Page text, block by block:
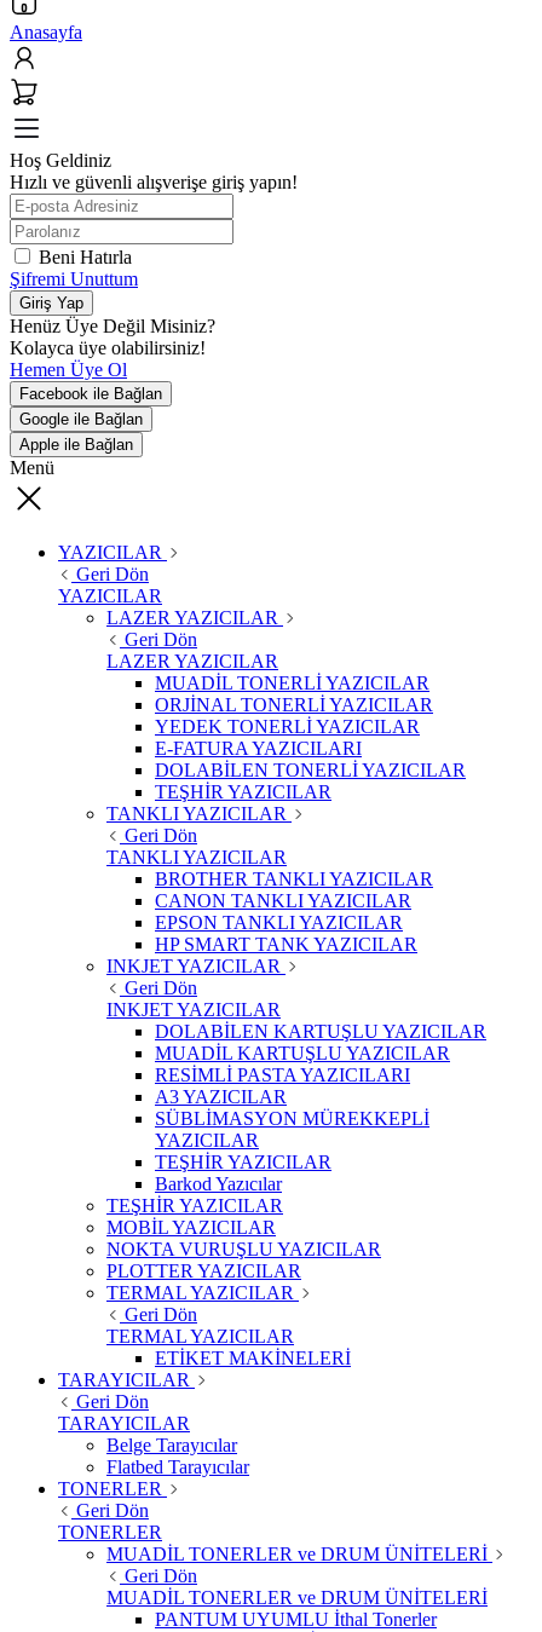
Anasayfa
Hoş Geldiniz
Hızlı ve güvenli alışverişe giriş yapın!
Beni Hatırla
Şifremi Unuttum
Giriş Yap
Henüz Üye Değil Misiniz?
Kolayca üye olabilirsiniz!
Hemen Üye Ol
Facebook ile Bağlan
Google ile Bağlan
Apple ile Bağlan
Menü
YAZICILAR
Geri Dön
YAZICILAR
LAZER YAZICILAR
Geri Dön
LAZER YAZICILAR
MUADİL TONERLİ YAZICILAR
ORJİNAL TONERLİ YAZICILAR
YEDEK TONERLİ YAZICILAR
E-FATURA YAZICILARI
DOLABİLEN TONERLİ YAZICILAR
TEŞHİR YAZICILAR
TANKLI YAZICILAR
Geri Dön
TANKLI YAZICILAR
BROTHER TANKLI YAZICILAR
CANON TANKLI YAZICILAR
EPSON TANKLI YAZICILAR
HP SMART TANK YAZICILAR
INKJET YAZICILAR
Geri Dön
INKJET YAZICILAR
DOLABİLEN KARTUŞLU YAZICILAR
MUADİL KARTUŞLU YAZICILAR
RESİMLİ PASTA YAZICILARI
A3 YAZICILAR
SÜBLİMASYON MÜREKKEPLİ
YAZICILAR
TEŞHİR YAZICILAR
Barkod Yazıcılar
TEŞHİR YAZICILAR
MOBİL YAZICILAR
NOKTA VURUŞLU YAZICILAR
PLOTTER YAZICILAR
TERMAL YAZICILAR
Geri Dön
TERMAL YAZICILAR
ETİKET MAKİNELERİ
TARAYICILAR
Geri Dön
TARAYICILAR
Belge Tarayıcılar
Flatbed Tarayıcılar
TONERLER
Geri Dön
TONERLER
MUADİL TONERLER ve DRUM ÜNİTELERİ
Geri Dön
MUADİL TONERLER ve DRUM ÜNİTELERİ
PANTUM UYUMLU İthal Tonerler